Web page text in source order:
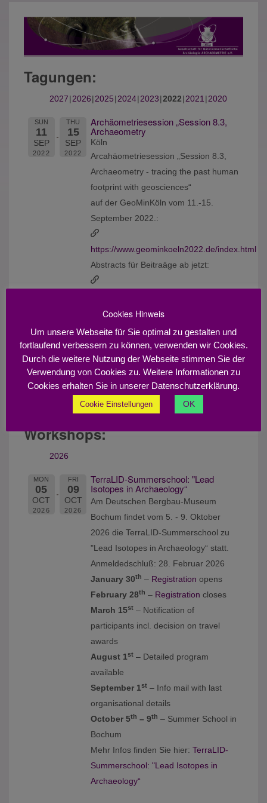
Tagungen:
2027 2026 2025 2024 2023 2022 2021 2020
SUN
11
SEP
2022
THU
15
SEP
2022
Archäometriesession „Session 8.3,
Archaeometry
Köln
Arcahäometriesession „Session 8.3,
Archaeometry - tracing the past human
footprint with geosciences“
auf der GeoMinKöln vom 11.-15.
September 2022.:
https://www.geominkoeln2022.de/index.html
Abstracts für Beitraäge ab jetzt:
for-abstracts.html
MON
16
MAY
FRI
20
MAY
43rd International Symposium on
Archaeometry (ISA 2020-22)
Lissabon (Portugal)
https://www.isa2020-lisboa.pt
! verschoben auf 2022, 16.05 -
20.05.2022 !
Workshops:
2026
MON
05
OCT
2026
FRI
09
OCT
2026
TerraLID-Summerschool: "Lead
Isotopes in Archaeology“
Am Deutschen Bergbau-Museum
Bochum findet vom 5. - 9. Oktober
2026 die TerraLID-Summerschool zu
"Lead Isotopes in Archaeology“ statt.
Anmeldedschluß: 28. Februar 2026
January 30th – Registration opens
February 28th – Registration closes
March 15st – Notification of
participants incl. decision on travel
awards
August 1st – Detailed program
available
September 1st – Info mail with last
organisational details
October 5th – 9th – Summer School in
Bochum
Mehr Infos finden Sie hier: TerraLID-
Summerschool: "Lead Isotopes in
Archaeology“
Cookies Hinweis
Um unsere Webseite für Sie optimal zu gestalten und
fortlaufend verbessern zu können, verwenden wir Cookies.
Durch die weitere Nutzung der Webseite stimmen Sie der
Verwendung von Cookies zu. Weitere Informationen zu
Cookies erhalten Sie in unserer Datenschutzerklärung.
Cookie Einstellungen OK